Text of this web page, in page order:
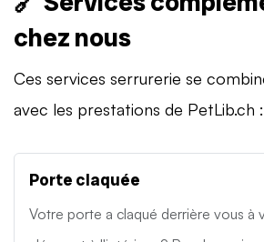
chez nous
Ces services serrurerie se
avec les prestations de PetLib.ch :
Porte claquée
Votre porte a claqué derrière vous à